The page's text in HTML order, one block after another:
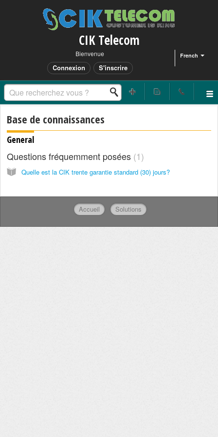
CIK Telecom
French
Bienvenue
Connexion S'inscrire
Base de connaissances
General
Questions fréquemment posées 1
Quelle est la CIK trente garantie standard (30) jours?
Accueil Solutions